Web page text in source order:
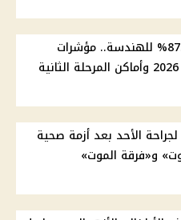
92.8% للطب و87.9% للهندسة.. مؤشرات
الأحد بعد أزمة صحية
و«فرقة الموت»